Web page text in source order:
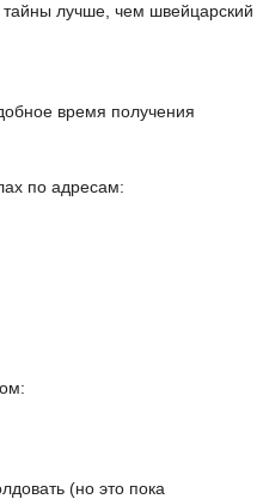
тайны лучше, чем швейцарский
время получения
по адресам:
(но это пока